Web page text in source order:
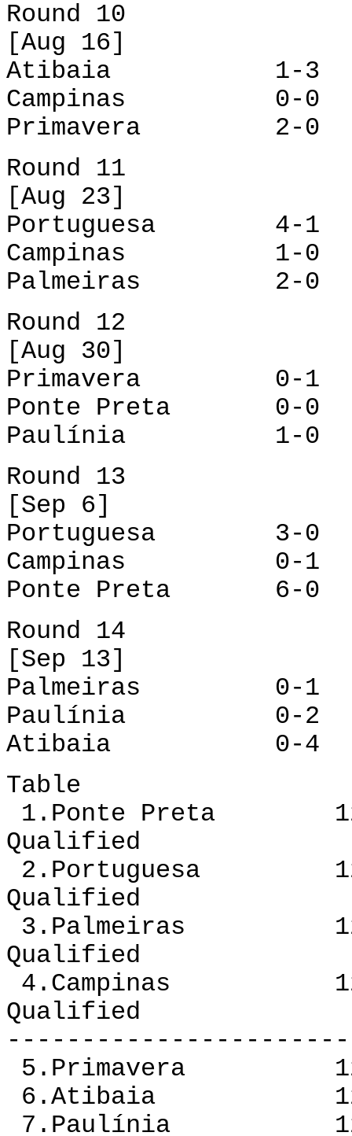
Round 10
[Aug 16]
Atibaia 1-3
Campinas 0-0
Primavera 2-0
Round 11
[Aug 23]
Portuguesa 4-1
Campinas 1-0
Palmeiras 2-0
Round 12
[Aug 30]
Primavera 0-1
Ponte Preta 0-0
Paulínia 1-0
Round 13
[Sep 6]
Portuguesa 3-0
Campinas 0-1
Ponte Preta 6-0
Round 14
[Sep 13]
Palmeiras 0-1
Paulínia 0-2
Atibaia 0-4
Table
1.Ponte Preta
Qualified
2.Portuguesa
Qualified
3.Palmeiras
Qualified
4.Campinas
Qualified
5.Primavera 12
6.Atibaia 12
7.Paulínia 12